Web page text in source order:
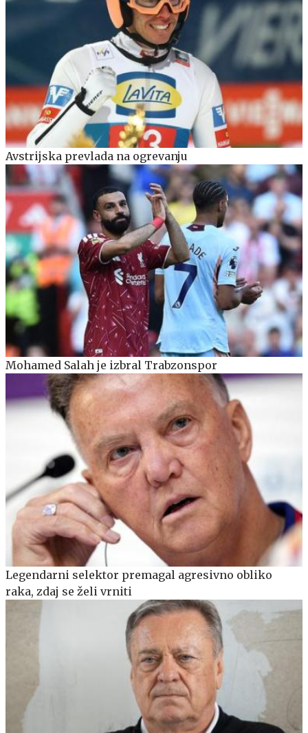
Avstrijska prevlada na ogrevanju
Mohamed Salah je izbral Trabzonspor
Legendarni selektor premagal agresivno obliko
raka, zdaj se želi vrniti